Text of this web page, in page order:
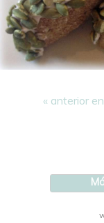
« anterior